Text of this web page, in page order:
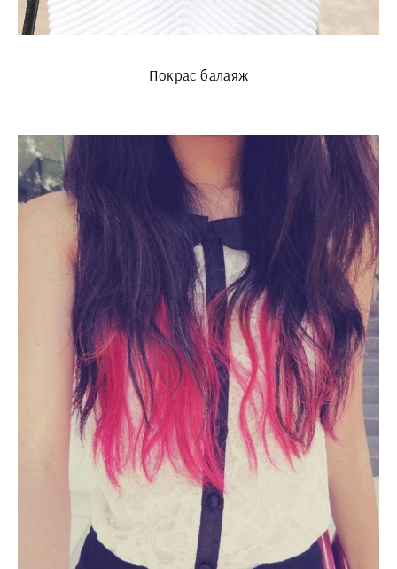
Покрас балаяж